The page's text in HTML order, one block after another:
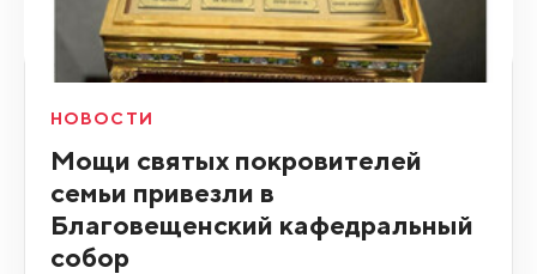
НОВОСТИ
Мощи святых покровителей
семьи привезли в
Благовещенский кафедральный
собор